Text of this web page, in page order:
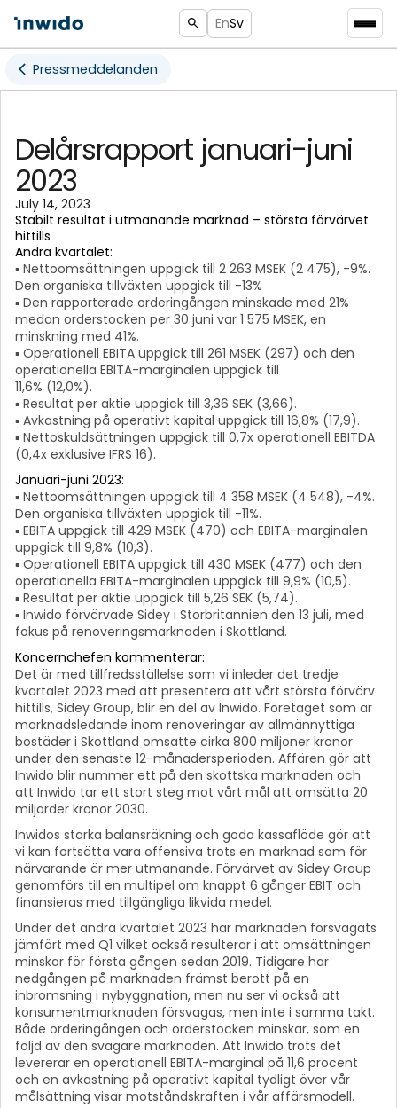
EnSv
Pressmeddelanden
Delårsrapport januari-juni
2023
July 14, 2023
Stabilt resultat i utmanande marknad – största förvärvet
hittills
Andra kvartalet:
▪ Nettoomsättningen uppgick till 2 263 MSEK (2 475), -9%.
Den organiska tillväxten uppgick till -13%
▪ Den rapporterade orderingången minskade med 21%
medan orderstocken per 30 juni var 1 575 MSEK, en
minskning med 41%.
▪ Operationell EBITA uppgick till 261 MSEK (297) och den
operationella EBITA-marginalen uppgick till
11,6% (12,0%).
▪ Resultat per aktie uppgick till 3,36 SEK (3,66).
▪ Avkastning på operativt kapital uppgick till 16,8% (17,9).
▪ Nettoskuldsättningen uppgick till 0,7x operationell EBITDA
(0,4x exklusive IFRS 16).
Januari-juni 2023:
▪ Nettoomsättningen uppgick till 4 358 MSEK (4 548), -4%.
Den organiska tillväxten uppgick till -11%.
▪ EBITA uppgick till 429 MSEK (470) och EBITA-marginalen
uppgick till 9,8% (10,3).
▪ Operationell EBITA uppgick till 430 MSEK (477) och den
operationella EBITA-marginalen uppgick till 9,9% (10,5).
▪ Resultat per aktie uppgick till 5,26 SEK (5,74).
▪ Inwido förvärvade Sidey i Storbritannien den 13 juli, med
fokus på renoveringsmarknaden i Skottland.
Koncernchefen kommenterar:
Det är med tillfredsställelse som vi inleder det tredje
kvartalet 2023 med att presentera att vårt största förvärv
hittills, Sidey Group, blir en del av Inwido. Företaget som är
marknadsledande inom renoveringar av allmännyttiga
bostäder i Skottland omsatte cirka 800 miljoner kronor
under den senaste 12-månadersperioden. Affären gör att
Inwido blir nummer ett på den skottska marknaden och
att Inwido tar ett stort steg mot vårt mål att omsätta 20
miljarder kronor 2030.
Inwidos starka balansräkning och goda kassaflöde gör att
vi kan fortsätta vara offensiva trots en marknad som för
närvarande är mer utmanande. Förvärvet av Sidey Group
genomförs till en multipel om knappt 6 gånger EBIT och
finansieras med tillgängliga likvida medel.
Under det andra kvartalet 2023 har marknaden försvagats
jämfört med Q1 vilket också resulterar i att omsättningen
minskar för första gången sedan 2019. Tidigare har
nedgången på marknaden främst berott på en
inbromsning i nybyggnation, men nu ser vi också att
konsumentmarknaden försvagas, men inte i samma takt.
Både orderingången och orderstocken minskar, som en
följd av den svagare marknaden. Att Inwido trots det
levererar en operationell EBITA-marginal på 11,6 procent
och en avkastning på operativt kapital tydligt över vår
målsättning visar motståndskraften i vår affärsmodell.